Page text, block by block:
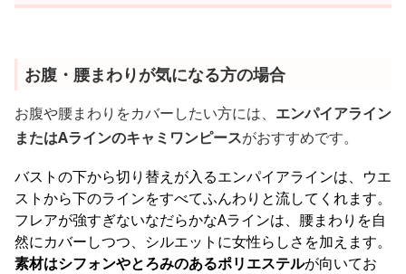
お腹・腰まわりが気になる方の場合
お腹や腰まわりをカバーしたい方には、 エンパイアライン
またはAラインのキャミワンピースがおすすめです。
バストの下から切り替えが入るエンパイアラインは、ウエ
ストから下のラインをすべてふんわりと流してくれます。
フレアが強すぎないなだらかなAラインは、腰まわりを自
然にカバーしつつ、シルエットに女性らしさを加えます。
素材はシフォンやとろみのあるポリエステルが向いてお